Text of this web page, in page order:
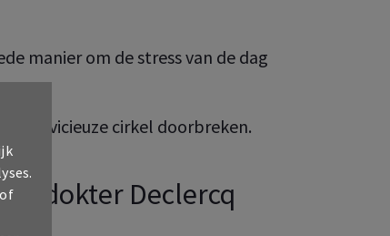
manier om de stress van de dag
de vicieuze cirkel doorbreken.
dokter Declercq